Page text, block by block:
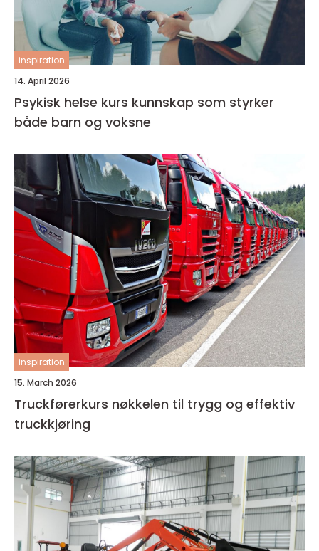
inspiration
14. April 2026
Psykisk helse kurs kunnskap som styrker
både barn og voksne
inspiration
15. March 2026
Truckførerkurs nøkkelen til trygg og effektiv
truckkjøring